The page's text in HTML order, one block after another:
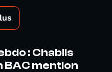
: Chablis
BAC mention